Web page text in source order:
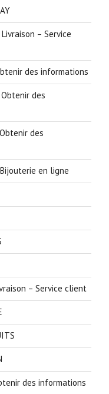
Livraison – Service
des informations
Obtenir des
Obtenir des
Bijouterie en ligne
– Service client
des informations